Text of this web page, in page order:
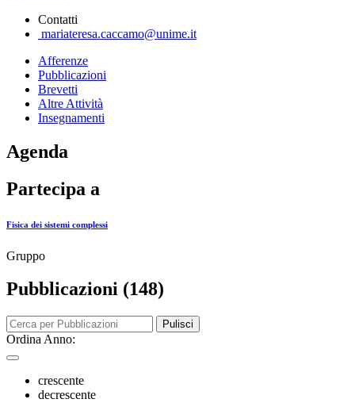
Contatti
mariateresa.caccamo@unime.it
Afferenze
Pubblicazioni
Brevetti
Altre Attività
Insegnamenti
Agenda
Partecipa a
Fisica dei sistemi complessi
Gruppo
Pubblicazioni (148)
Pulisci
Ordina Anno:
crescente
decrescente